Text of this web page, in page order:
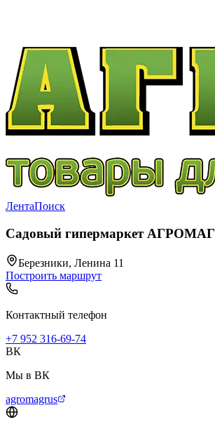
ЛентаПоиск
Садовый гипермаркет АГРОМАГ
Березники, Ленина 11
Построить маршрут
Контактный телефон
+7 952 316-69-74
ВК
Мы в ВК
agromagrus